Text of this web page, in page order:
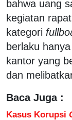
bahwa uang
kegiatan
kategori
berlaku
kantor yang
dan
Baca Juga :
Kasus Korupsi